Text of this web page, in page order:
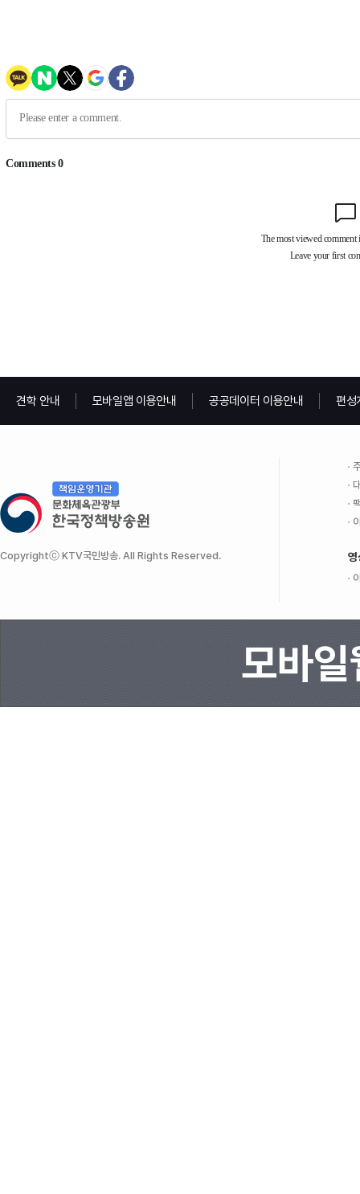
견학 안내 모바일앱 이용안내 공공데이터 이용안내 편성
Copyrightⓒ KTV국민방송. All Rights Reserved. 영
모바